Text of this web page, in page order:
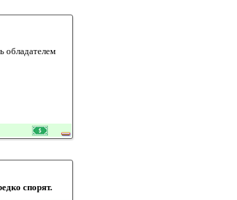
обладателем
спорят.